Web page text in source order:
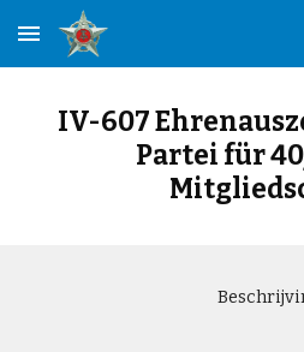
Skip to main content
IV-607
Partei für